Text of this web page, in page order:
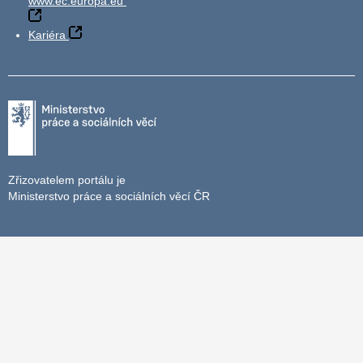
Kariéra
Zřizovatelem portálu je
Ministerstvo práce a sociálních věcí ČR